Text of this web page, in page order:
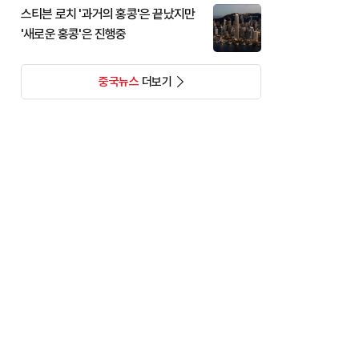
스티븐 로치 '과거의 홍콩'은 끝났지만
'새로운 홍콩'은 진행중
중국뉴스더보기